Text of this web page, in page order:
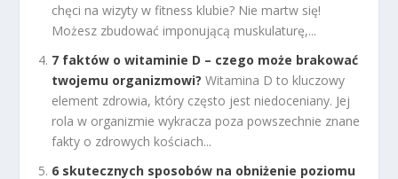
chęci na wizyty w fitness klubie? Nie martw się!
Możesz zbudować imponującą muskulaturę,...
7 faktów o witaminie D – czego może brakować
twojemu organizmowi? Witamina D to kluczowy
element zdrowia, który często jest niedoceniany. Jej
rola w organizmie wykracza poza powszechnie znane
fakty o zdrowych kościach...
6 skutecznych sposobów na obniżenie poziomu